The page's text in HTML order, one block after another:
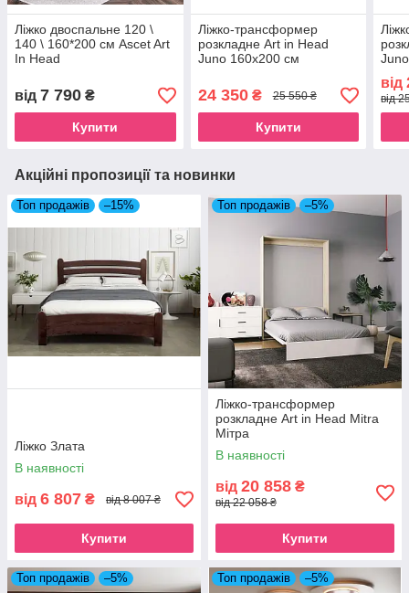
Ліжко двоспальне 120 \
140 \ 160*200 см Ascet Art
In Head
від 7 790 ₴
Купити
Ліжко-трансформер
розкладне Art in Head
Juno 160х200 см
24 350₴ 25 550 ₴
Купити
від
від
Акційні пропозиції та новинки
Топ продажів –15%
Ліжко Злата
В наявності
від 6 807 ₴ від 8 007 ₴
Купити
Топ продажів –5%
Ліжко-трансформер
розкладне Art in Head Mitra
Мітра
В наявності
від 20 858 ₴
від 22 058 ₴
Купити
Топ продажів –5% Топ продажів –5%